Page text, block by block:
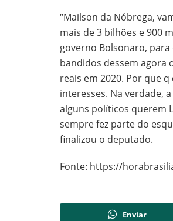
“Mailson da Nóbrega,
mais de 3 bilhões e 900
governo Bolsonaro,
bandidos dessem agora
reais em 2020. Por que
interesses. Na verdade,
alguns políticos querem
sempre fez parte do
finalizou o deputado.
Fonte: https://
Enviar